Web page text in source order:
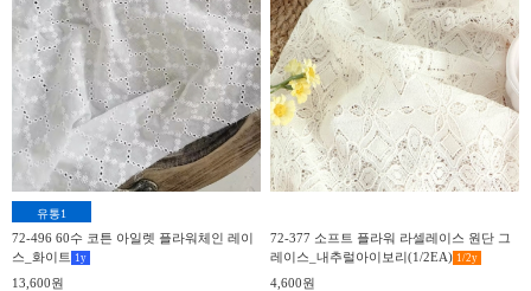
유통1
72-496 60수 코튼 아일렛 플라워체인 레이
스_화이트 1 y
13,600원
72-377 소프트 플라워 라셀레이스 원단 그
레이스_내추럴아이보리(1/2EA) 1/2y
4,600원